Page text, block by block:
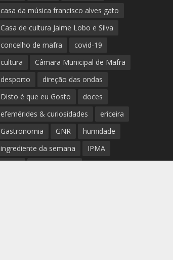
casa da música francisco alves gato
Casa de cultura Jaime Lobo e Silva
concelho de mafra
covid-19
cultura
Câmara Municipal de Mafra
desporto
direção das ondas
Disto é que eu Gosto
doces
efemérides & curiosidades
ericeira
Gastronomia
GNR
humidade
ingrediente da semana
IPMA